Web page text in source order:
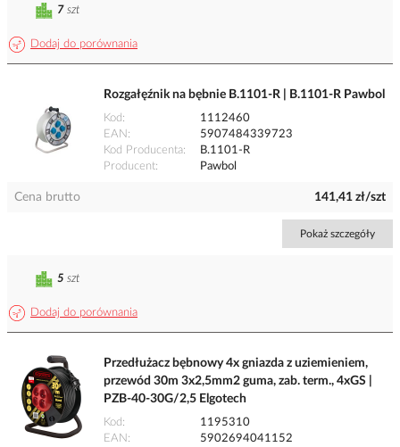
Dodaj do porównania
7 szt
Rozgałęźnik na bębnie B.1101-R | B.1101-R Pawbol
Kod
1112460
EAN
5907484339723
Kod Producenta
B.1101-R
Producent
Pawbol
Cena brutto 141,41 zł/szt
Pokaż szczegóły
Dodaj do porównania
5 szt
Przedłużacz bębnowy 4x gniazda z uziemieniem,
przewód 30m 3x2,5mm2 guma, zab. term., 4xGS |
PZB-40-30G/2,5 Elgotech
Kod
1195310
EAN
5902694041152